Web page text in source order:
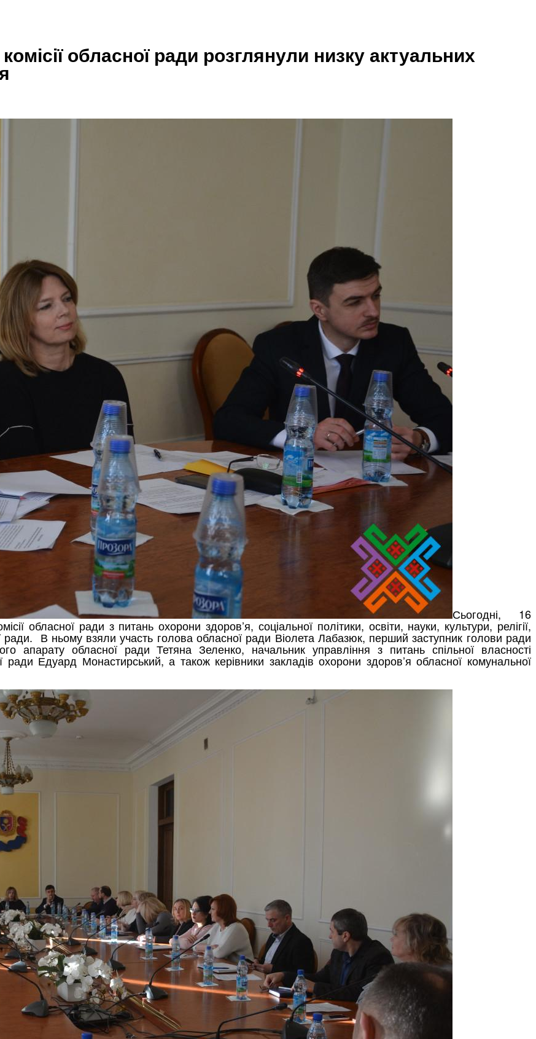
обласної ради розглянули низку актуальних
Сьогодні, 16
обласної ради з питань охорони здоров’я, соціальної політики, освіти, науки, культури, релігії,
ради. В ньому взяли участь голова обласної ради Віолета Лабазюк, перший заступник голови ради
апарату обласної ради Тетяна Зеленко, начальник управління з питань спільної власності
ради Едуард Монастирський, а також керівники закладів охорони здоров’я обласної комунальної